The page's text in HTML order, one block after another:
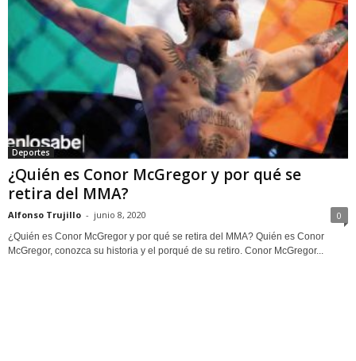
Deportes
¿Quién es Conor McGregor y por qué se
retira del MMA?
Alfonso Trujillo - junio 8, 2020 0
¿Quién es Conor McGregor y por qué se retira del MMA? Quién es Conor
McGregor, conozca su historia y el porqué de su retiro. Conor McGregor...